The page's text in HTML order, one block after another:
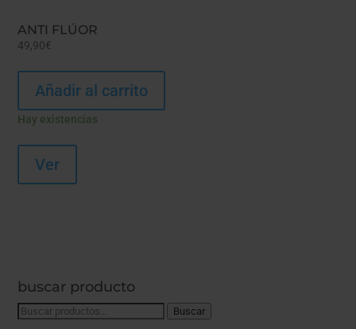
ANTI FLÚOR
49,90€
Añadir al carrito
Hay existencias
Ver
buscar producto
Buscar
Buscar